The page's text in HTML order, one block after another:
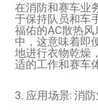
在消防和赛车业
于保持队员和车
福佑的AC散热
中，这意味着即
地进行衣物乾燥
适的工作和赛车
3. 应用场景: 消